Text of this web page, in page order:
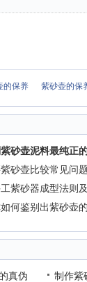
的保养 紫砂壶的保
砂壶泥料最纯正
砂壶比较常见问
紫砂器成型法则
何鉴别出紫砂壶
真伪
制作紫